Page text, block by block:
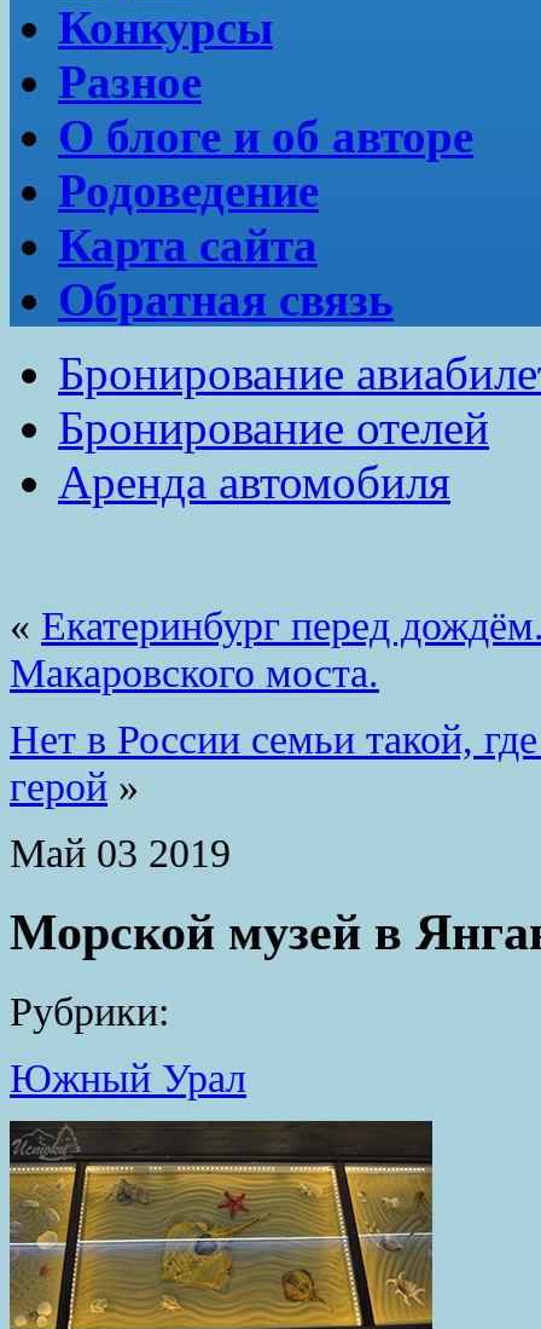
Конкурсы
Разное
О блоге и об авторе
Родоведение
Карта сайта
Обратная связь
Бронирование
Бронирование отелей
Аренда автомобиля
« Екатеринбург перед
Макаровского моста.
Нет в России семьи такой,
герой »
Май 03 2019
Морской музей в
Рубрики:
Южный Урал